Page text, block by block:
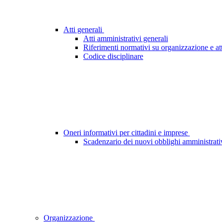
Atti generali
Atti amministrativi generali
Riferimenti normativi su organizzazione e
Codice disciplinare
Oneri informativi per cittadini e imprese
Scadenzario dei nuovi obblighi
Organizzazione